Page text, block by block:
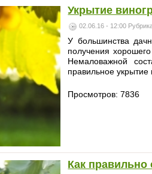
Укрытие
02.06.16 - 12:00
У большинства
получения
Немаловажной
правильное укрытие
Просмотров: 7836
Как правильно